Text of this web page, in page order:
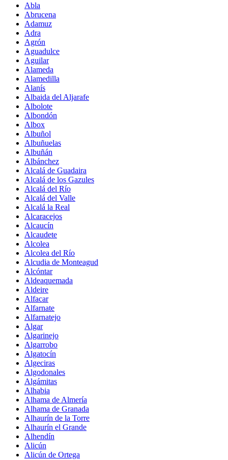
Abla
Abrucena
Adamuz
Adra
Agrón
Aguadulce
Aguilar
Alameda
Alamedilla
Alanís
Albaida del Aljarafe
Albolote
Albondón
Albox
Albuñol
Albuñuelas
Albuñán
Albánchez
Alcalá de Guadaira
Alcalá de los Gazules
Alcalá del Río
Alcalá del Valle
Alcalá la Real
Alcaracejos
Alcaucín
Alcaudete
Alcolea
Alcolea del Río
Alcudia de Monteagud
Alcóntar
Aldeaquemada
Aldeire
Alfacar
Alfarnate
Alfarnatejo
Algar
Algarinejo
Algarrobo
Algatocín
Algeciras
Algodonales
Algámitas
Alhabia
Alhama de Almería
Alhama de Granada
Alhaurín de la Torre
Alhaurín el Grande
Alhendín
Alicún
Alicún de Ortega